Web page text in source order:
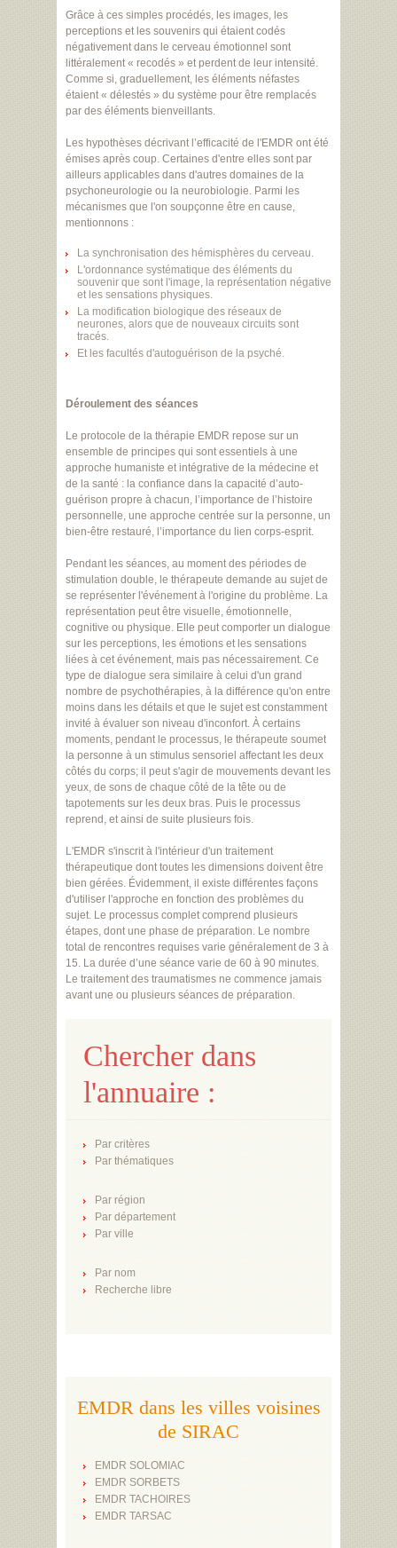
Grâce à ces simples procédés, les images, les
perceptions et les souvenirs qui étaient codés
négativement dans le cerveau émotionnel sont
littéralement « recodés » et perdent de leur intensité.
Comme si, graduellement, les éléments néfastes
étaient « délestés » du système pour être remplacés
par des éléments bienveillants.
Les hypothèses décrivant l’efficacité de l'EMDR ont été
émises après coup. Certaines d'entre elles sont par
ailleurs applicables dans d'autres domaines de la
psychoneurologie ou la neurobiologie. Parmi les
mécanismes que l'on soupçonne être en cause,
mentionnons :
La synchronisation des hémisphères du cerveau.
L'ordonnance systématique des éléments du
souvenir que sont l'image, la représentation négative
et les sensations physiques.
La modification biologique des réseaux de
neurones, alors que de nouveaux circuits sont
tracés.
Et les facultés d'autoguérison de la psyché.
Déroulement des séances
Le protocole de la thérapie EMDR repose sur un
ensemble de principes qui sont essentiels à une
approche humaniste et intégrative de la médecine et
de la santé : la confiance dans la capacité d’auto-
guérison propre à chacun, l’importance de l’histoire
personnelle, une approche centrée sur la personne, un
bien-être restauré, l’importance du lien corps-esprit.
Pendant les séances, au moment des périodes de
stimulation double, le thérapeute demande au sujet de
se représenter l'événement à l'origine du problème. La
représentation peut être visuelle, émotionnelle,
cognitive ou physique. Elle peut comporter un dialogue
sur les perceptions, les émotions et les sensations
liées à cet événement, mais pas nécessairement. Ce
type de dialogue sera similaire à celui d'un grand
nombre de psychothérapies, à la différence qu'on entre
moins dans les détails et que le sujet est constamment
invité à évaluer son niveau d'inconfort. À certains
moments, pendant le processus, le thérapeute soumet
la personne à un stimulus sensoriel affectant les deux
côtés du corps; il peut s'agir de mouvements devant les
yeux, de sons de chaque côté de la tête ou de
tapotements sur les deux bras. Puis le processus
reprend, et ainsi de suite plusieurs fois.
L'EMDR s'inscrit à l'intérieur d'un traitement
thérapeutique dont toutes les dimensions doivent être
bien gérées. Évidemment, il existe différentes façons
d'utiliser l'approche en fonction des problèmes du
sujet. Le processus complet comprend plusieurs
étapes, dont une phase de préparation. Le nombre
total de rencontres requises varie généralement de 3 à
15. La durée d’une séance varie de 60 à 90 minutes.
Le traitement des traumatismes ne commence jamais
avant une ou plusieurs séances de préparation.
Chercher dans
l'annuaire :
Par critères
Par thématiques
Par région
Par département
Par ville
Par nom
Recherche libre
EMDR dans les villes voisines
de SIRAC
EMDR SOLOMIAC
EMDR SORBETS
EMDR TACHOIRES
EMDR TARSAC